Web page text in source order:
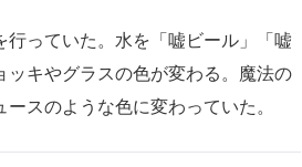
っていた。水を「嘘ビール」「嘘
キやグラスの色が変わる。魔法の
スのような色に変わっていた。